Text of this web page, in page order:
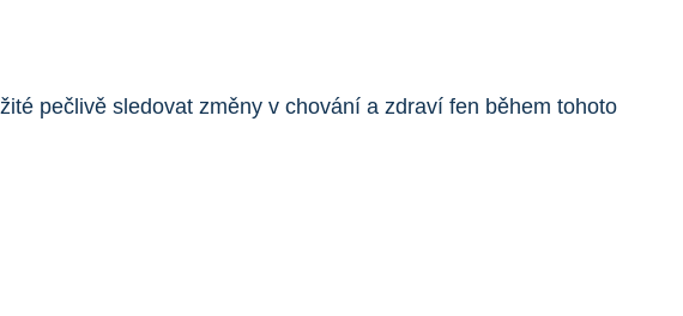
pečlivě sledovat změny v chování a zdraví fen během tohoto